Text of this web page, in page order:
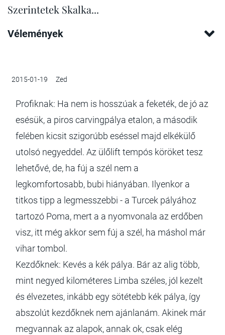
Szerintetek Skalka...
Vélemények
2015-01-19 Zed
Profiknak: Ha nem is hosszúak a feketék, de jó az
esésük, a piros carvingpálya etalon, a második
felében kicsit szigorúbb eséssel majd elkékülő
utolsó negyeddel. Az ülőlift tempós köröket tesz
lehetővé, de, ha fúj a szél nem a
legkomfortosabb, bubi hiányában. Ilyenkor a
titkos tipp a legmesszebbi - a Turcek pályához
tartozó Poma, mert a a nyomvonala az erdőben
visz, itt még akkor sem fúj a szél, ha máshol már
vihar tombol.
Kezdőknek: Kevés a kék pálya. Bár az alig több,
mint negyed kilométeres Limba széles, jól kezelt
és élvezetes, inkább egy sötétebb kék pálya, így
abszolút kezdőknek nem ajánlanám. Akinek már
megvannak az alapok, annak ok, csak elég